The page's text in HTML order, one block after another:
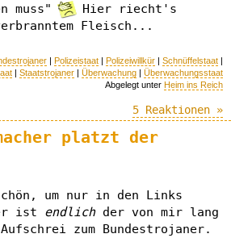
muss"
Hier riecht's
Fleisch...
| Polizeistaat | Polizeiwillkür | Schnüffelstaat |
| Staatstrojaner | Überwachung | Überwachungsstaat
Abgelegt unter Heim ins Reich
5 Reaktionen »
platzt der
um nur in den Links
ist endlichder von mir lang
zum Bundestrojaner.